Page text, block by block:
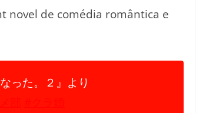
novel de comédia romântica e
った。２』より